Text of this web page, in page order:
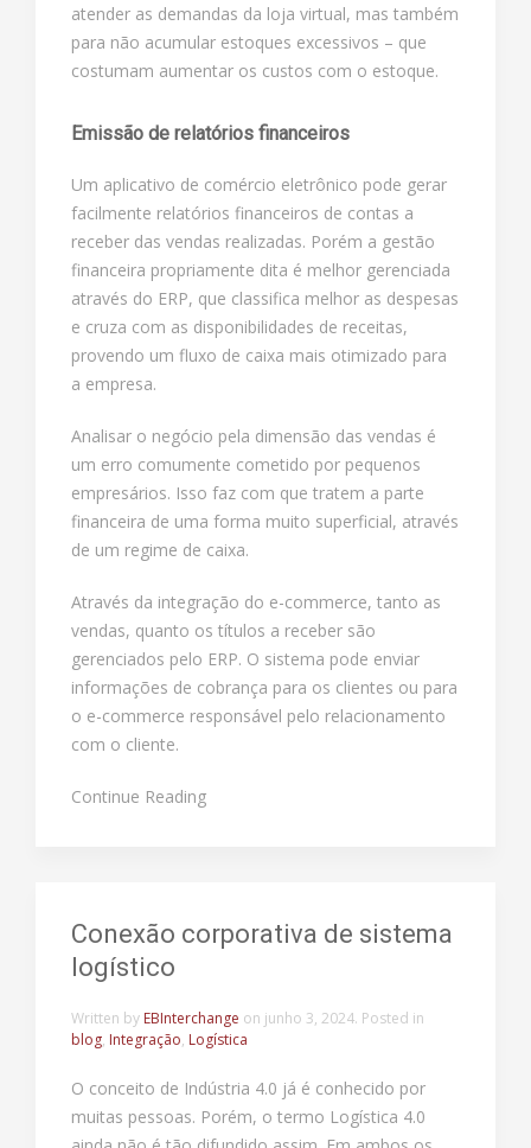
atender as demandas da loja virtual, mas também
para não acumular estoques excessivos – que
costumam aumentar os custos com o estoque.
Emissão de relatórios financeiros
Um aplicativo de comércio eletrônico pode gerar
facilmente relatórios financeiros de contas a
receber das vendas realizadas. Porém a gestão
financeira propriamente dita é melhor gerenciada
através do ERP, que classifica melhor as despesas
e cruza com as disponibilidades de receitas,
provendo um fluxo de caixa mais otimizado para
a empresa.
Analisar o negócio pela dimensão das vendas é
um erro comumente cometido por pequenos
empresários. Isso faz com que tratem a parte
financeira de uma forma muito superficial, através
de um regime de caixa.
Através da integração do e-commerce, tanto as
vendas, quanto os títulos a receber são
gerenciados pelo ERP. O sistema pode enviar
informações de cobrança para os clientes ou para
o e-commerce responsável pelo relacionamento
com o cliente.
Continue Reading
Conexão corporativa de sistema
logístico
Written by EBInterchange on junho 3, 2024. Posted in
blog, Integração, Logística
O conceito de Indústria 4.0 já é conhecido por
muitas pessoas. Porém, o termo Logística 4.0